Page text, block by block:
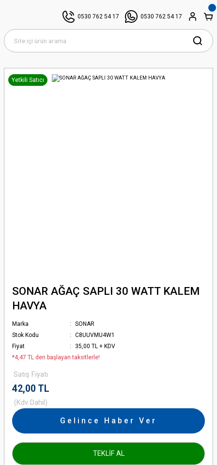
0530 762 54 17 0530 762 54 17
Yetkili Satıcı
SONAR AĞAÇ SAPLI 30 WATT KALEM
HAVYA
Marka
SONAR
Stok Kodu
C8UUVMU4W1
Fiyat
35,00 TL + KDV
*4,47 TL den başlayan taksitlerle!
Satış Fiyatı
42,00 TL
(Kdv Dahil)
Gelince Haber Ver
TEKLİF AL